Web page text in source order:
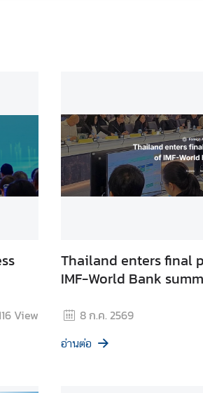
View
Thailand enters final
IMF-World Bank
8 ก.ค. 2569
อ่านต่อ